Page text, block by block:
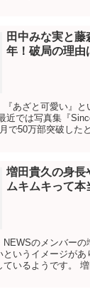
田中みな実と
年！破局の理由
あざと可愛い』
近では写真集『
で50万部突破した
増田貴久の身長
ムキムキって本
のメンバーの
いうイメージがあ
ているようです。